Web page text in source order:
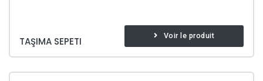
TAŞIMA SEPETI Voir le produit